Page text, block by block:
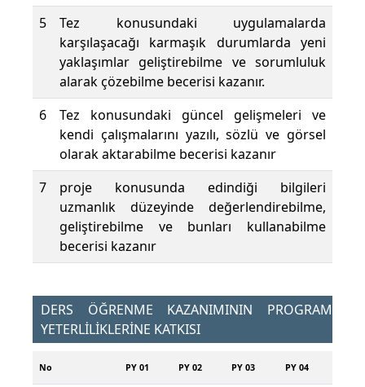
5
Tez konusundaki uygulamalarda
karşılaşacağı karmaşık durumlarda yeni
yaklaşımlar geliştirebilme ve sorumluluk
alarak çözebilme becerisi kazanır.
6
Tez konusundaki güncel gelişmeleri ve
kendi çalışmalarını yazılı, sözlü ve görsel
olarak aktarabilme becerisi kazanır
7
proje konusunda edindiği bilgileri
uzmanlık düzeyinde değerlendirebilme,
geliştirebilme ve bunları kullanabilme
becerisi kazanır
DERS ÖĞRENME KAZANIMININ PROGRAM
YETERLİLİKLERİNE KATKISI
No PY 01 PY 02 PY 03 PY 04